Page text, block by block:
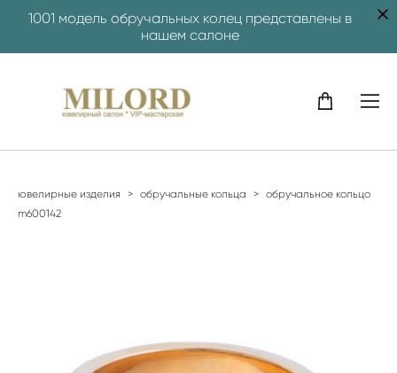
1001 модель обручальных колец представлены в
нашем салоне
ювелирные изделия > обручальные кольца > обручальное кольцо
m600142